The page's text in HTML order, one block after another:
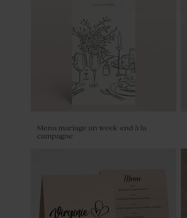
Bougie en verre mariage et liège
Fleurs séchées mariage - Lagurus
blanc
Menu mariage un week-end à la
campagne